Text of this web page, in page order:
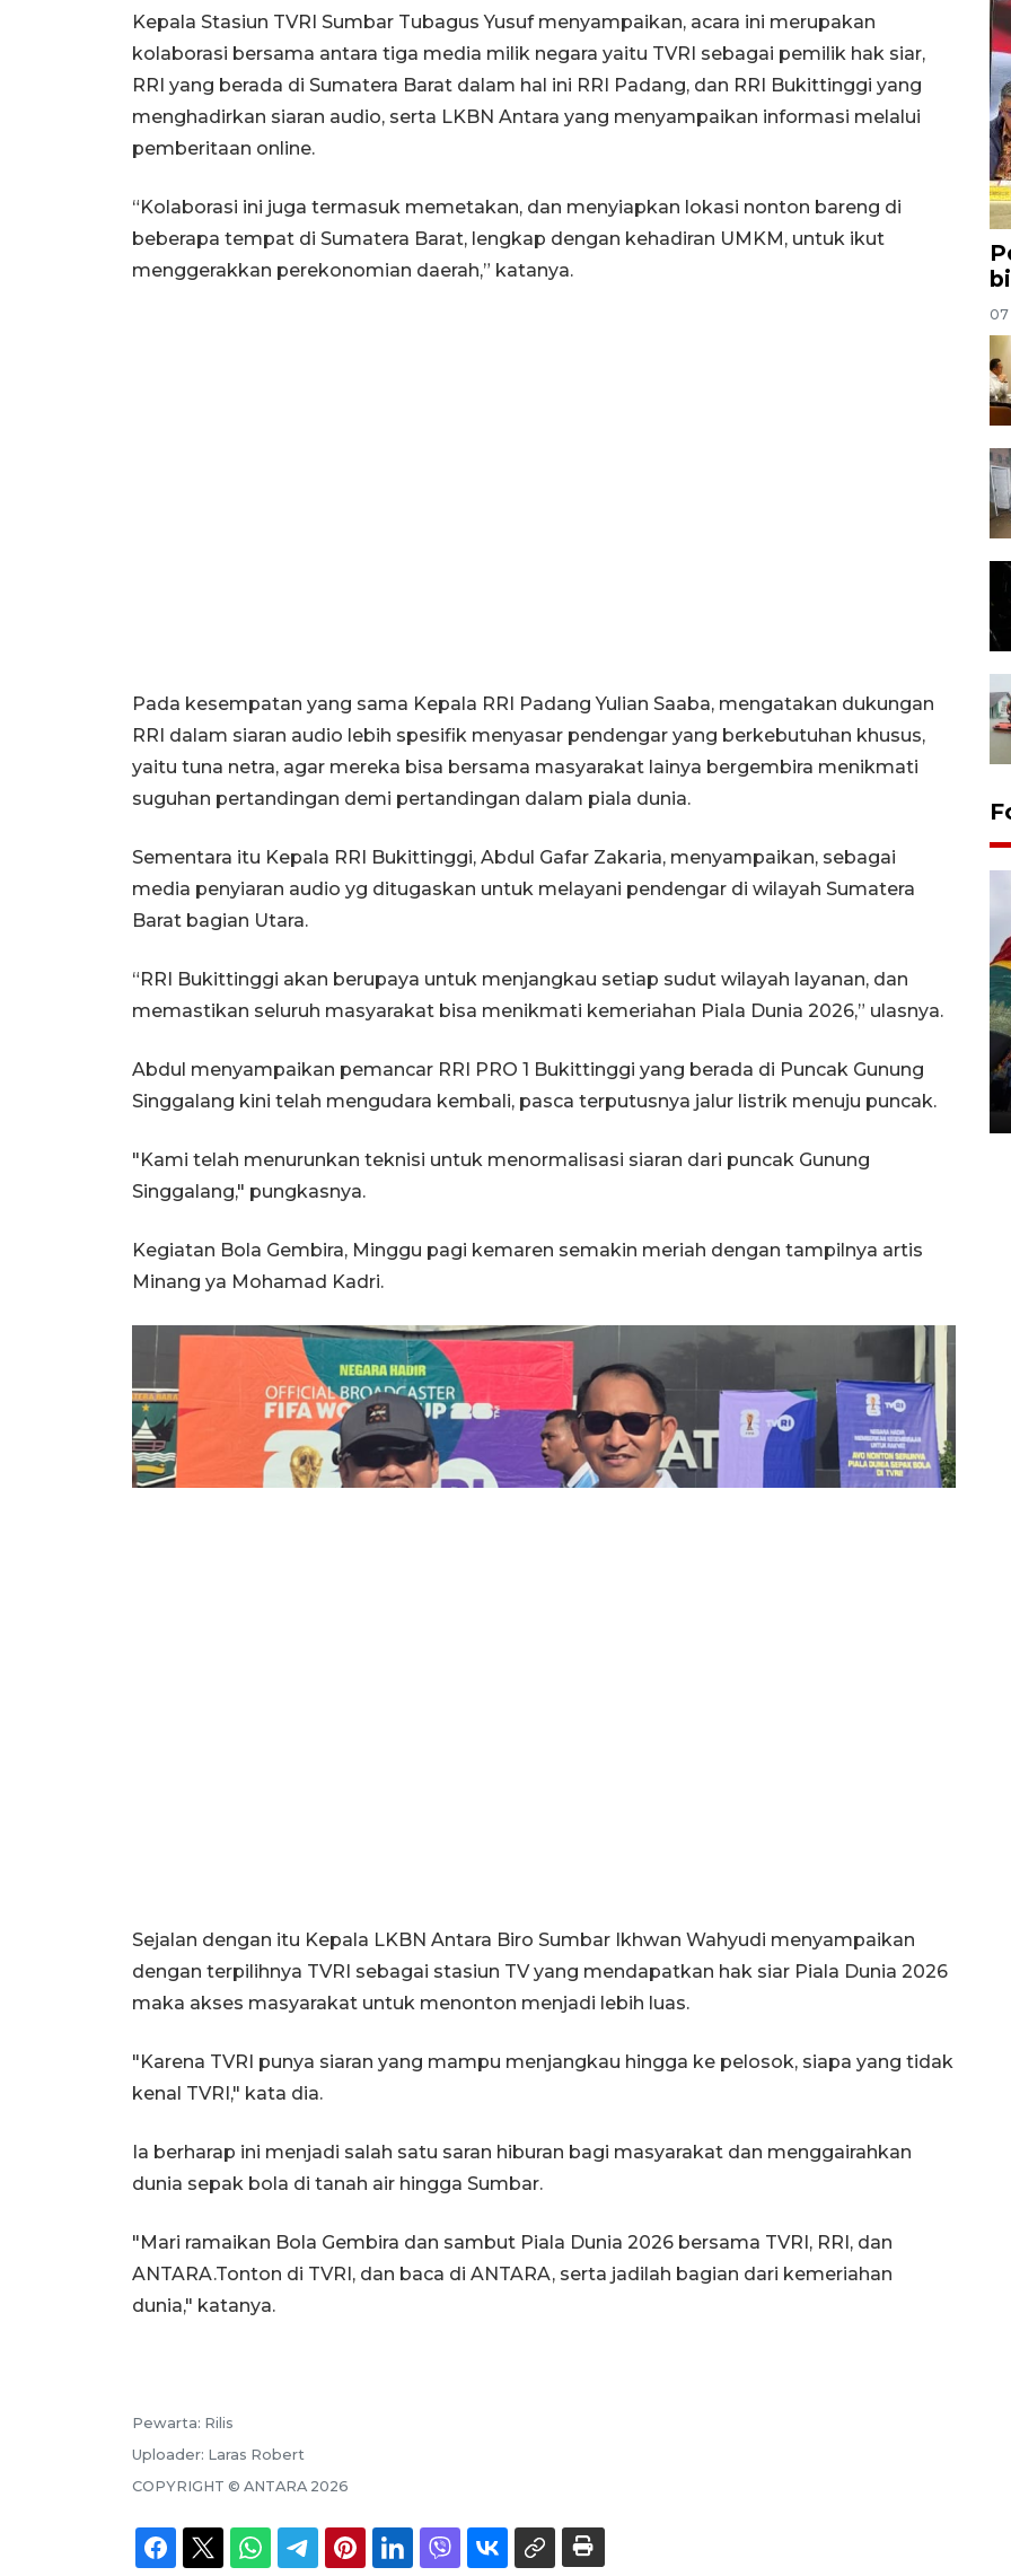
Kepala Stasiun TVRI Sumbar Tubagus Yusuf menyampaikan, acara ini merupakan
kolaborasi bersama antara tiga media milik negara yaitu TVRI sebagai pemilik hak siar,
RRI yang berada di Sumatera Barat dalam hal ini RRI Padang, dan RRI Bukittinggi yang
menghadirkan siaran audio, serta LKBN Antara yang menyampaikan informasi melalui
pemberitaan online.
“Kolaborasi ini juga termasuk memetakan, dan menyiapkan lokasi nonton bareng di
beberapa tempat di Sumatera Barat, lengkap dengan kehadiran UMKM, untuk ikut
menggerakkan perekonomian daerah,” katanya.
Pada kesempatan yang sama Kepala RRI Padang Yulian Saaba, mengatakan dukungan
RRI dalam siaran audio lebih spesifik menyasar pendengar yang berkebutuhan khusus,
yaitu tuna netra, agar mereka bisa bersama masyarakat lainya bergembira menikmati
suguhan pertandingan demi pertandingan dalam piala dunia.
Sementara itu Kepala RRI Bukittinggi, Abdul Gafar Zakaria, menyampaikan, sebagai
media penyiaran audio yg ditugaskan untuk melayani pendengar di wilayah Sumatera
Barat bagian Utara.
“RRI Bukittinggi akan berupaya untuk menjangkau setiap sudut wilayah layanan, dan
memastikan seluruh masyarakat bisa menikmati kemeriahan Piala Dunia 2026,” ulasnya.
Abdul menyampaikan pemancar RRI PRO 1 Bukittinggi yang berada di Puncak Gunung
Singgalang kini telah mengudara kembali, pasca terputusnya jalur listrik menuju puncak.
"Kami telah menurunkan teknisi untuk menormalisasi siaran dari puncak Gunung
Singgalang," pungkasnya.
Kegiatan Bola Gembira, Minggu pagi kemaren semakin meriah dengan tampilnya artis
Minang ya Mohamad Kadri.
Sejalan dengan itu Kepala LKBN Antara Biro Sumbar Ikhwan Wahyudi menyampaikan
dengan terpilihnya TVRI sebagai stasiun TV yang mendapatkan hak siar Piala Dunia 2026
maka akses masyarakat untuk menonton menjadi lebih luas.
"Karena TVRI punya siaran yang mampu menjangkau hingga ke pelosok, siapa yang tidak
kenal TVRI," kata dia.
Ia berharap ini menjadi salah satu saran hiburan bagi masyarakat dan menggairahkan
dunia sepak bola di tanah air hingga Sumbar.
"Mari ramaikan Bola Gembira dan sambut Piala Dunia 2026 bersama TVRI, RRI, dan
ANTARA.Tonton di TVRI, dan baca di ANTARA, serta jadilah bagian dari kemeriahan
dunia," katanya.
Pewarta: Rilis
Uploader: Laras Robert
COPYRIGHT © ANTARA 2026
07
Lintas Sumatera di Sumbar
05 August 2026 10:35 WIB